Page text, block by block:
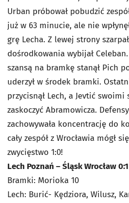
Urban próbował pobudzić
już w 63 minucie, ale nie
grę Lecha. Z lewej strony
dośrodkowania wybijał
szansą na bramkę stanął Pich
uderzył w środek bramki.
przycisnął Lech, a Jevtić swoimi
zaskoczyć Abramowicza.
zachowywała koncentrację do
cały zespół z Wrocławia mógł
zwycięstwo 1:0!
Lech Poznań – Śląsk Wrocław
Bramki: Morioka 10
Lech: Burić- Kędziora, Wilusz,